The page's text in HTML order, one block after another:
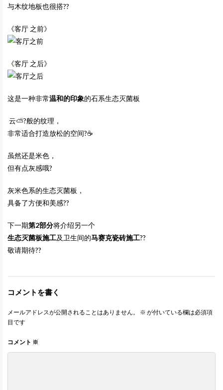
与木纹地板也很搭??
《客厅 之前》
《客厅 之后》
这是一种非常温和的印象的石系生态灭菌板
云⛅️?般的纹理，
非常适合打造放松的空间?☕️
虽然还是米色，
但有点灰感哦?
灰米色系的生态灭菌板，
具备了方便和美感??
下一期第2部分将介绍另一个
生态灭菌板施工及卫生间的马赛克瓷砖施工??
敬请期待??
コメントを書く
メールアドレスが公開されることはありません。 ※ が付いている欄は必須項
目です
コメント ※